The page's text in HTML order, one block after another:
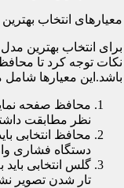
معیارهای انتخاب
برای انتخاب بهترین
نکات توجه کرد تا
باشد.این معیارها
محافظ صفحه
نظر مطابقت
محافظ انتخابی
دستگاه فشاری
گلس انتخابی
تار شدن تصویر